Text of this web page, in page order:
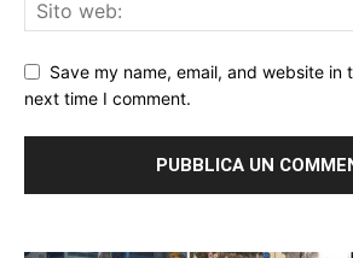
Save my name, email, and website in
next time I comment.